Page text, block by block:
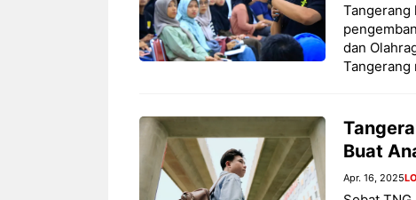
Tangerang
dan
Tangerang
Buat
Apr. 16, 2025